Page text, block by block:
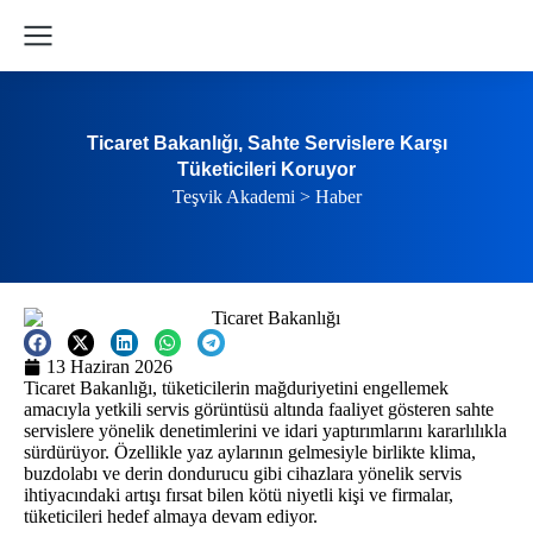
Ticaret Bakanlığı, Sahte Servislere Karşı
Tüketicileri Koruyor
Teşvik Akademi > Haber
13 Haziran 2026
Ticaret Bakanlığı, tüketicilerin mağduriyetini engellemek
amacıyla yetkili servis görüntüsü altında faaliyet gösteren sahte
servislere yönelik denetimlerini ve idari yaptırımlarını kararlılıkla
sürdürüyor. Özellikle yaz aylarının gelmesiyle birlikte klima,
buzdolabı ve derin dondurucu gibi cihazlara yönelik servis
ihtiyacındaki artışı fırsat bilen kötü niyetli kişi ve firmalar,
tüketicileri hedef almaya devam ediyor.